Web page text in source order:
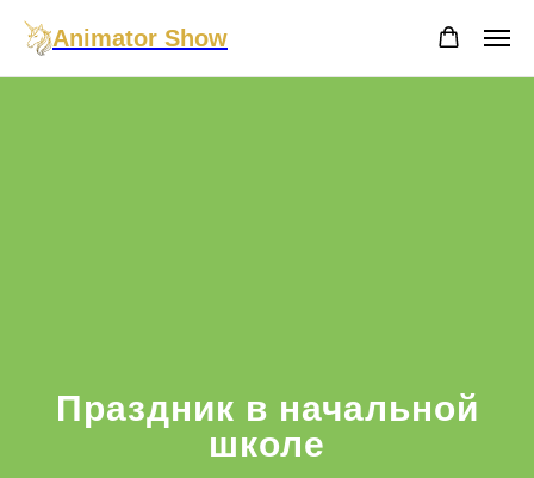
Animator Show
Праздник в начальной
школе